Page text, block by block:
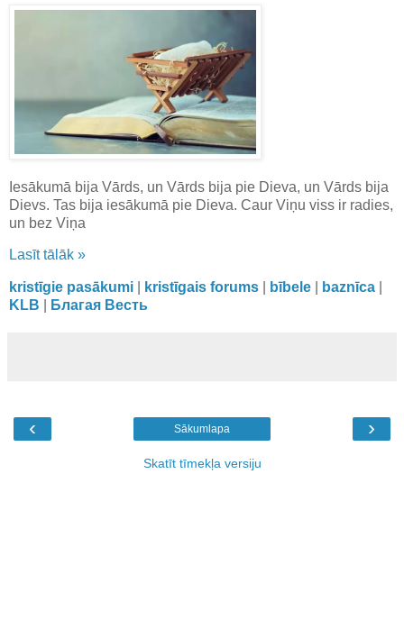
Iesākumā bija Vārds, un Vārds bija pie Dieva, un Vārds bija
Dievs. Tas bija iesākumā pie Dieva. Caur Viņu viss ir radies,
un bez Viņa
Lasīt tālāk »
kristīgie pasākumi kristīgais forums bībele baznīca
KLB
Благая Весть
‹ ›
Sākumlapa
Skatīt tīmekļa versiju